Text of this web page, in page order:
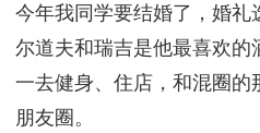
今年我同学要结婚了，婚礼
尔道夫和瑞吉是他最喜欢
一去健身、住店，和混圈的
朋友圈。